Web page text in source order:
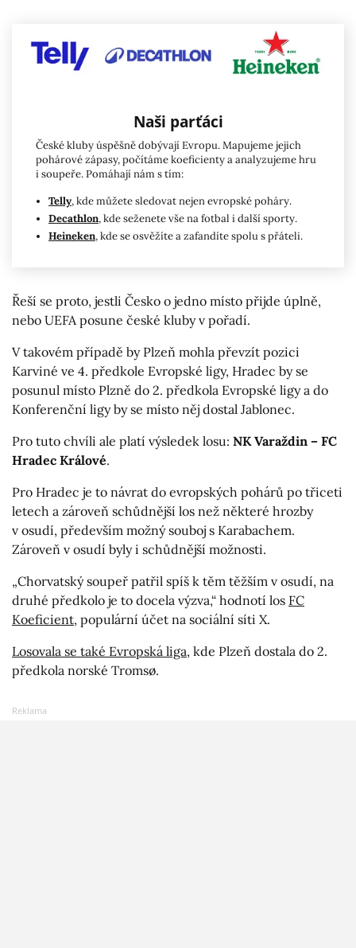
Naši parťáci
České kluby úspěšně dobývají Evropu. Mapujeme jejich
pohárové zápasy, počítáme koeficienty a analyzujeme hru
i soupeře. Pomáhají nám s tím:
Telly, kde můžete sledovat nejen evropské poháry.
Decathlon, kde seženete vše na fotbal i další sporty.
Heineken, kde se osvěžíte a zafandíte spolu s přáteli.
Řeší se proto, jestli Česko o jedno místo přijde úplně,
nebo UEFA posune české kluby v pořadí.
V takovém případě by Plzeň mohla převzít pozici
Karviné ve 4. předkole Evropské ligy, Hradec by se
posunul místo Plzně do 2. předkola Evropské ligy a do
Konferenční ligy by se místo něj dostal Jablonec.
Pro tuto chvíli ale platí výsledek losu: NK Varaždin – FC
Hradec Králové.
Pro Hradec je to návrat do evropských pohárů po třiceti
letech a zároveň schůdnější los než některé hrozby
v osudí, především možný souboj s Karabachem.
Zároveň v osudí byly i schůdnější možnosti.
„Chorvatský soupeř patřil spíš k těm těžším v osudí, na
druhé předkolo je to docela výzva,“ hodnotí los FC
Koeficient, populární účet na sociální síti X.
Losovala se také Evropská liga, kde Plzeň dostala do 2.
předkola norské Tromsø.